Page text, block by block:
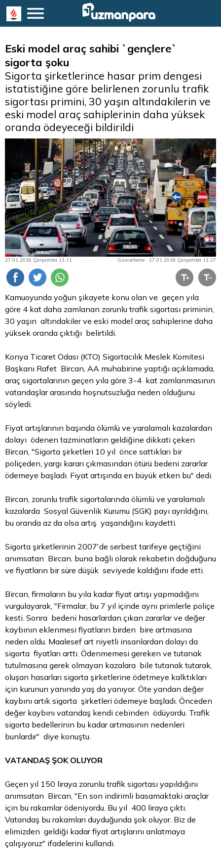
Eski model araç sahibi `gençlere`
sigorta şoku
Sigorta şirketlerince hasar prim dengesi
istatistiğine göre belirlenen zorunlu trafik
sigortası primini, 30 yaşın altındakilerin ve
eski model araç sahiplerinin daha yüksek
oranda ödeyeceği bildirildi
27.01.2016 Çarşamba 11:11 Güncelleme : 27.01.2016 Çarşamba 11:27
Kamuoyunda yoğun şikayete konu olan ve geçen yıla
göre 4 kat daha zamlanan zorunlu trafik sigortası priminin,
30 yaşın altındakiler ve eski model araç sahiplerine daha
yüksek oranda çıktığı belirtildi.
Konya Ticaret Odası (KTO) Sigortacılık Meslek Komitesi
Başkanı Rafet Bircan, AA muhabirine yaptığı açıklamada,
araç sigortalarının geçen yıla göre 3-4 kat zamlanmasının
vatandaşlar arasında hoşnutsuzluğa neden olduğunu
söyledi.
Fiyat artışlarının başında ölümlü ve yaralamalı kazalardan
dolayı ödenen tazminatların geldiğine dikkati çeken
Bircan, "Sigorta şirketleri 10 yıl önce sattıkları bir
poliçeden, yargı kararı çıkmasından ötürü bedeni zararlar
ödemeye başladı. Fiyat artışında en büyük etken bu" dedi.
Bircan, zorunlu trafik sigortalarında ölümlü ve yaralamalı
kazalarda Sosyal Güvenlik Kurumu (SGK) payı ayrıldığını,
bu oranda az da olsa artış yaşandığını kaydetti.
Sigorta şirketlerinin 2007'de serbest tarifeye geçtiğini
anımsatan Bircan, buna bağlı olarak rekabetin doğduğunu
ve fiyatların bir süre düşük seviyede kaldığını ifade etti.
Bircan, firmaların bu yıla kadar fiyat artışı yapmadığını
vurgulayarak, "Firmalar, bu 7 yıl içinde aynı primlerle poliçe
kesti. Sonra bedeni hasarlardan çıkan zararlar ve değer
kaybının eklenmesi fiyatların birden bire artmasına
neden oldu. Maalesef art niyetli insanlardan dolayı da
sigorta fiyatları arttı. Ödenmemesi gereken ve tutanak
tutulmasına gerek olmayan kazalara bile tutanak tutarak,
oluşan hasarları sigorta şirketlerine ödetmeye kalktıkları
için kurunun yanında yaş da yanıyor. Öte yandan değer
kaybını artık sigorta şirketleri ödemeye başladı. Önceden
değer kaybını vatandaş kendi cebinden ödüyordu. Trafik
sigorta bedellerinin bu kadar artmasının nedenleri
bunlardır" diye konuştu.
VATANDAŞ ŞOK OLUYOR
Geçen yıl 150 liraya zorunlu trafik sigortası yapıldığını
anımsatan Bircan, "En son indirimli basamaktaki araçlar
için bu rakamlar ödeniyordu. Bu yıl 400 liraya çıktı.
Vatandaş bu rakamları duyduğunda şok oluyor. Biz de
elimizden geldiği kadar fiyat artışlarını anlatmaya
çalışıyoruz" ifadelerini kullandı.